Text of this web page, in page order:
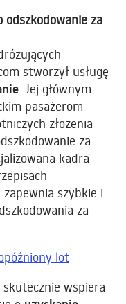
odszkodowanie za
stworzył usługę
. Jej głównym
pasażerom
złożenia
za
kadra
szybkie i
za
lot
wspiera